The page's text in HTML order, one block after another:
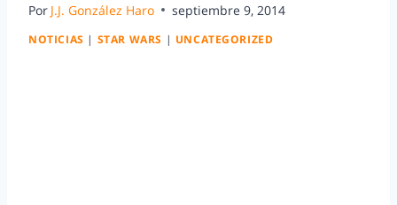
Por J.J. González Haro septiembre 9, 2014
NOTICIAS | STAR WARS | UNCATEGORIZED